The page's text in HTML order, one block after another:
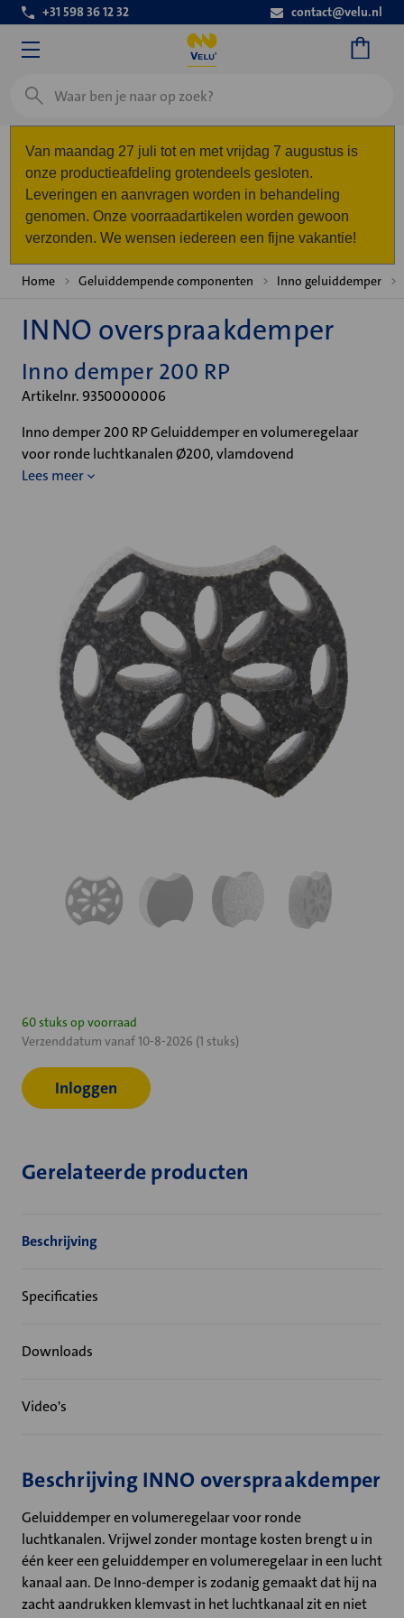
+31 598 36 12 32 contact@velu.nl
Zoeken
Van maandag 27 juli tot en met vrijdag 7 augustus is
onze productieafdeling grotendeels gesloten.
Leveringen en aanvragen worden in behandeling
genomen. Onze voorraadartikelen worden gewoon
verzonden. We wensen iedereen een fijne vakantie!
Home Geluiddempende componenten Inno geluiddemper
INNO overspraakdemper
Inno demper 200 RP
Artikelnr. 9350000006
Inno demper 200 RP Geluiddemper en volumeregelaar
voor ronde luchtkanalen Ø200, vlamdovend
Lees meer
Huidige
voorraad:
60 stuks op voorraad
Verzenddatum vanaf 10-8-2026 (1 stuks)
Inloggen
Gerelateerde producten
Beschrijving
Specificaties
Downloads
Video's
Beschrijving INNO overspraakdemper
Geluiddemper en volumeregelaar voor ronde
luchtkanalen. Vrijwel zonder montage kosten brengt u in
één keer een geluiddemper en volumeregelaar in een lucht
kanaal aan. De Inno-demper is zodanig gemaakt dat hij na
zacht aandrukken klemvast in het luchtkanaal zit en niet